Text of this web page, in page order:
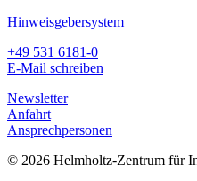
Hinweisgebersystem
+49 531 6181-0
E-Mail schreiben
Newsletter
Anfahrt
Ansprechpersonen
© 2026 Helmholtz-Zentrum für